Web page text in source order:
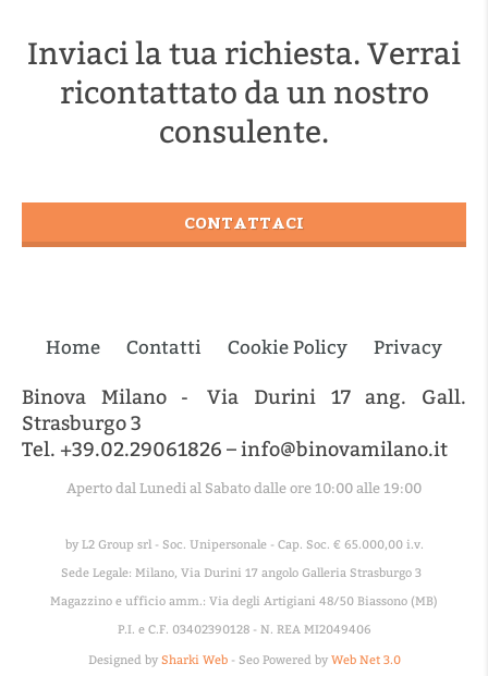
Inviaci la tua richiesta. Verrai
ricontattato da un nostro
consulente.
CONTATTACI
Home Contatti Cookie Policy Privacy
Binova Milano - Via Durini 17 ang. Gall.
Strasburgo 3
Tel. +39.02.29061826 – info@binovamilano.it
Aperto dal Lunedi al Sabato dalle ore 10:00 alle 19:00
by L2 Group srl - Soc. Unipersonale - Cap. Soc. € 65.000,00 i.v.
Sede Legale: Milano, Via Durini 17 angolo Galleria Strasburgo 3
Magazzino e ufficio amm.: Via degli Artigiani 48/50 Biassono (MB)
P.I. e C.F. 03402390128 - N. REA MI2049406
Designed by Sharki Web- Seo Powered by Web Net 3.0